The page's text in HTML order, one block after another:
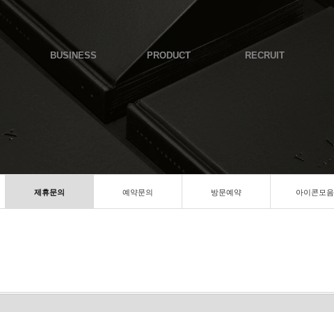
BUSINESS PRODUCT RECRUIT
제휴문의 예약문의 방문예약 아이콘모음